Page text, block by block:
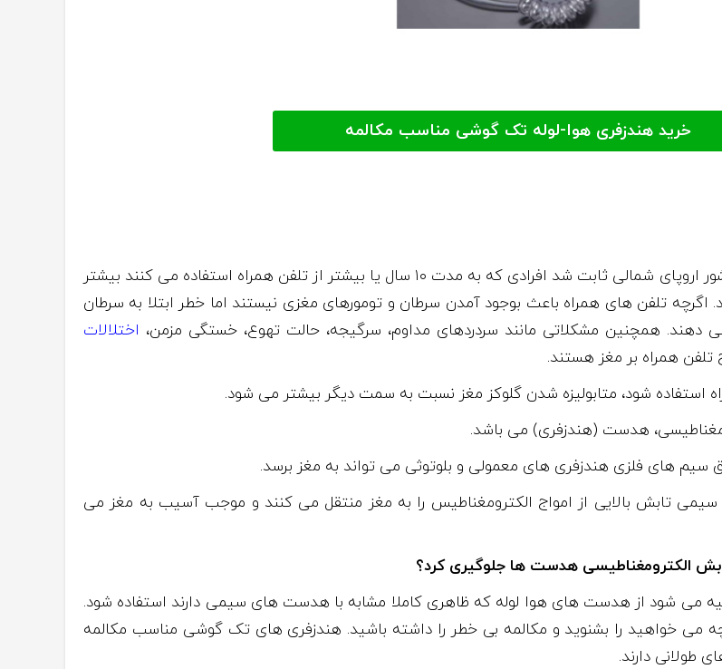
خرید هندزفری هوا-لوله تک گوشی مناسب مکالمه
طبق تحقیقات Enterphone بر پنج کشور اروپای شمالی ثابت شد افرادی که به مدت ۱۰ سال یا بیشتر از تلفن همراه استفاده می کنند بیشتر
اگرچه تلفن های همراه باعث بوجود آمدن سرطان و تومورهای مغزی نیستند اما خطر ابتلا به سرطان
دهند. همچنین مشکلاتی مانند سردردهای مداوم، سرگیجه، حالت تهوع، خستگی مزمن، اختلالات
تلفن همراه بر مغز هستند.
هدست (هندزفری) می باشد.
سیم های فلزی هندزفری های معمولی و بلوتوثی می تواند به مغز برسد.
تابش بالایی از امواج الکترومغناطیس را به مغز منتقل می کنند و موجب آسیب به مغز می
تابش الکترومغناطیسی هدست ها جلوگیری کرد؟
می شود از هدست های هوا لوله که ظاهری کاملا مشابه با هدست های سیمی دارند استفاده شود.
می خواهید را بشنوید و مکالمه بی خطر را داشته باشید. هندزفری های تک گوشی مناسب مکالمه
طولانی دارند.